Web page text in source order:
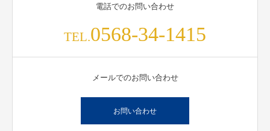
電話でのお問い合わせ
TEL.0568-34-1415
メールでのお問い合わせ
お問い合わせ